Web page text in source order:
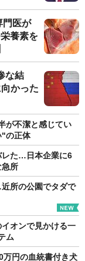
門医が
養素を
な結
かった
が不潔と感じてい
"の正体
レた…日本企業に6
所
所の公園でタダで
オンで見かける一
ム
円の血統書付き犬